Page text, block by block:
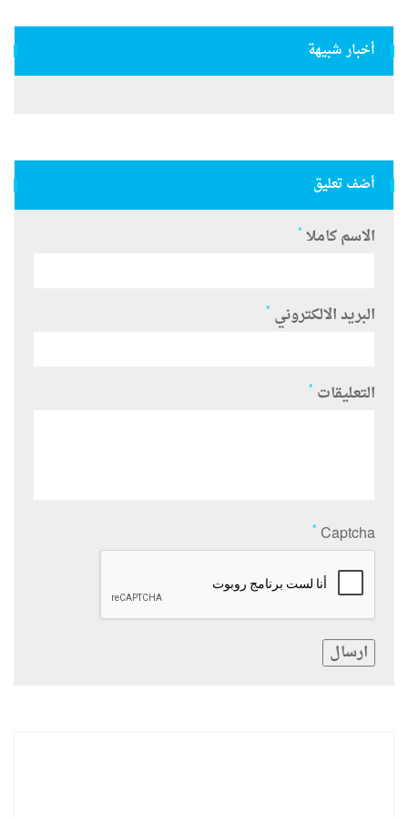
أخبار شبيهة
أضف تعليق
الاسم كاملا *
البريد الالكتروني *
التعليقات *
Captcha
*
ارسال